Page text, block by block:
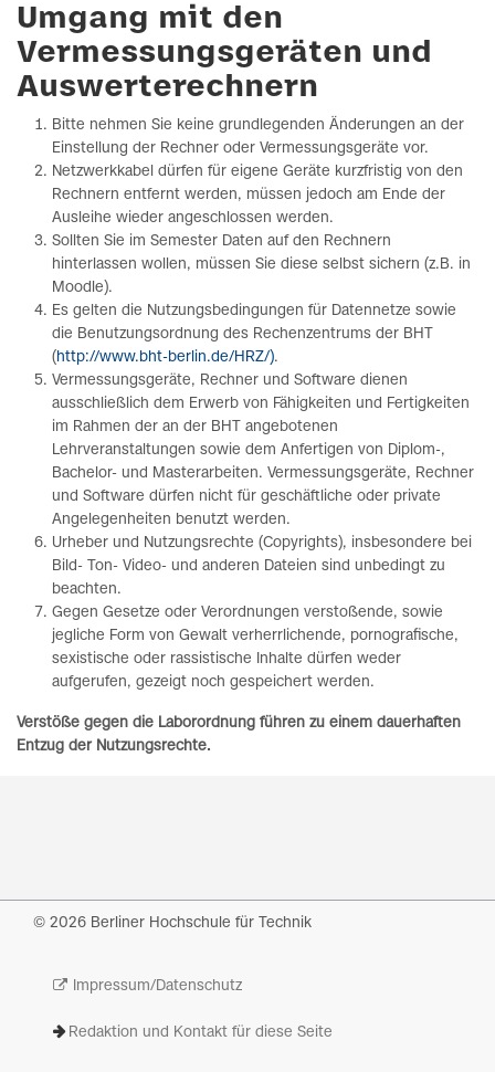
Umgang mit den
Vermessungsgeräten und
Auswerterechnern
Bitte nehmen Sie keine grundlegenden Änderungen an der
Einstellung der Rechner oder Vermessungsgeräte vor.
Netzwerkkabel dürfen für eigene Geräte kurzfristig von den
Rechnern entfernt werden, müssen jedoch am Ende der
Ausleihe wieder angeschlossen werden.
Sollten Sie im Semester Daten auf den Rechnern
hinterlassen wollen, müssen Sie diese selbst sichern (z.B. in
Moodle).
Es gelten die Nutzungsbedingungen für Datennetze sowie
die Benutzungsordnung des Rechenzentrums der BHT
( http://www.bht‐berlin.de/HRZ/).
Vermessungsgeräte, Rechner und Software dienen
ausschließlich dem Erwerb von Fähigkeiten und Fertigkeiten
im Rahmen der an der BHT angebotenen
Lehrveranstaltungen sowie dem Anfertigen von Diplom‐,
Bachelor‐ und Masterarbeiten. Vermessungsgeräte, Rechner
und Software dürfen nicht für geschäftliche oder private
Angelegenheiten benutzt werden.
Urheber und Nutzungsrechte (Copyrights), insbesondere bei
Bild‐ Ton‐ Video‐ und anderen Dateien sind unbedingt zu
beachten.
Gegen Gesetze oder Verordnungen verstoßende, sowie
jegliche Form von Gewalt verherrlichende, pornografische,
sexistische oder rassistische Inhalte dürfen weder
aufgerufen, gezeigt noch gespeichert werden.
Verstöße gegen die Laborordnung führen zu einem dauerhaften
Entzug der Nutzungsrechte.
© 2026 Berliner Hochschule für Technik
Impressum/Datenschutz
Redaktion und Kontakt für diese Seite